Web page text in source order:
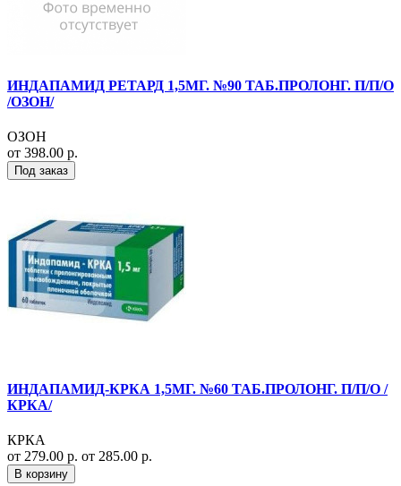
ИНДАПАМИД РЕТАРД 1,5МГ. №90 ТАБ.ПРОЛОНГ. П/П/О
/ОЗОН/
ОЗОН
от 398.00 р.
Под заказ
ИНДАПАМИД-КРКА 1,5МГ. №60 ТАБ.ПРОЛОНГ. П/П/О /
КРКА/
КРКА
от 279.00 р. от 285.00 р.
В корзину